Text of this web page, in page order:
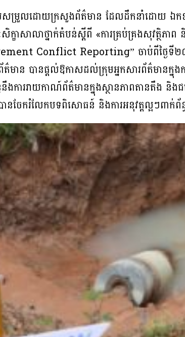
ម្រួលដោយក្រសួងព័ត៌មាន ដែលដឹកនាំដោយ ឯកឧត្ត
ខាសាលាថ្នាក់តំបន់ស្តីពី «ការគ្រប់គ្រងសុវត្ថិភា
Conflict Reporting” ចាប់ពីថ្ងៃទី២៨
ត៌មាន បានផ្តល់ឱកាសដល់ក្រុមអ្នកសារព័ត៌មាន
ធនឹងការរាយកាណ៍ព័ត៌មានក្នុងស្ថានភាពតានតឹង និ
ចែករំលែកបទពិសោធន៍ និងការអនុវត្តល្អៗពាក់ព័